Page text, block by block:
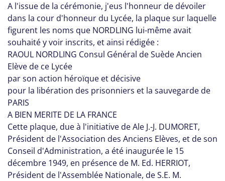
A l'issue de la cérémonie, j'eus l'honneur de dévoiler
dans la cour d'honneur du Lycée, la plaque sur laquelle
figurent les noms que NORDLING lui-même avait
souhaité y voir inscrits, et ainsi rédigée :
RAOUL NORDLING Consul Général de Suède Ancien
Elève de ce Lycée
par son action héroïque et décisive
pour la libération des prisonniers et la sauvegarde de
PARIS
A BIEN MERITE DE LA FRANCE
Cette plaque, due à l'initiative de Ale J.-J. DUMORET,
Président de l'Association des Anciens Elèves, et de son
Conseil d'Administration, a été inaugurée le 15
décembre 1949, en présence de M. Ed. HERRIOT,
Président de l'Assemblée Nationale, de S.E. M.